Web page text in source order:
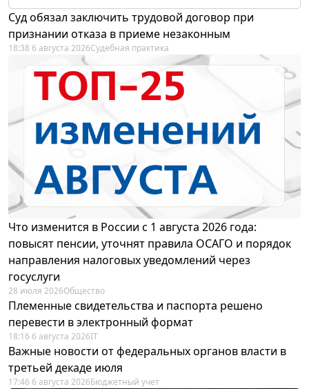
Суд обязал заключить трудовой договор при
признании отказа в приеме незаконным
18:38 6 августа 2026Судебная практика
Что изменится в России с 1 августа 2026 года:
повысят пенсии, уточнят правила ОСАГО и порядок
направления налоговых уведомлений через
госуслуги
28 июля 2026Общество
Племенные свидетельства и паспорта решено
перевести в электронный формат
18:16 6 августа 2026IT
Важные новости от федеральных органов власти в
третьей декаде июля
17:46 6 августа 2026Бюджетный учет